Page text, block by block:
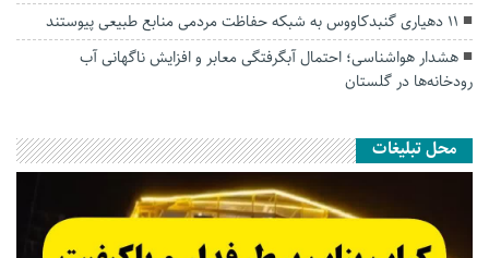
۱۱ دهیاری گنبدکاووس به شبکه حفاظت مردمی منابع طبیعی پیوستند
هشدار هواشناسی؛ احتمال آبگرفتگی معابر و افزایش ناگهانی آب
رودخانه‌ها در گلستان
محل تبلیغات